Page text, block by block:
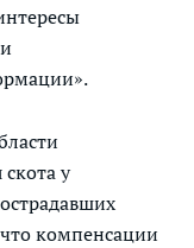
у
что компенсации